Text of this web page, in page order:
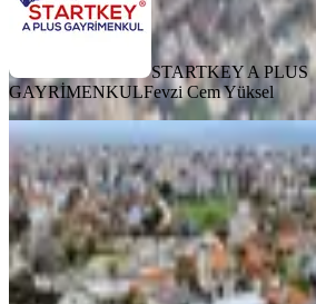
STARTKEY A PLUS
GAYRİMENKULFevzi Cem Yüksel
Akgül Emlak'tan
Konumda İmarlı
İzmir, Menderes
1000 m²·38.000/m²·
38.000.000 ₺